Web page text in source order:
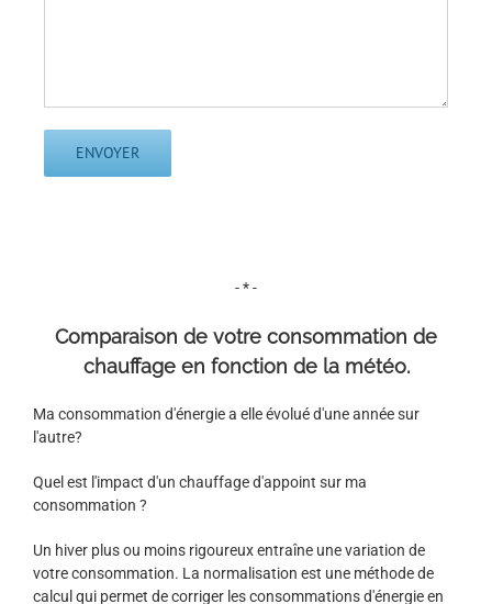
- * -
Comparaison de votre consommation de
chauffage en fonction de la météo.
Ma consommation d'énergie a elle évolué d'une année sur
l'autre?
Quel est l'impact d'un chauffage d'appoint sur ma
consommation ?
Un hiver plus ou moins rigoureux entraîne une variation de
votre consommation. La normalisation est une méthode de
calcul qui permet de corriger les consommations d'énergie en